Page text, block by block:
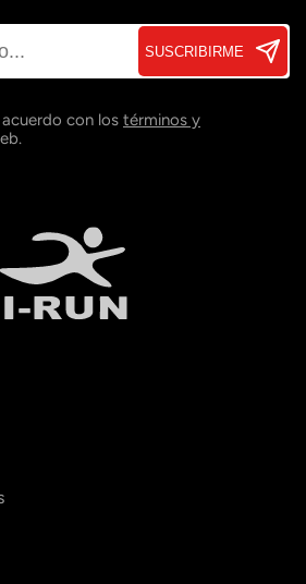
SUSCRIBIRME
con los términos y